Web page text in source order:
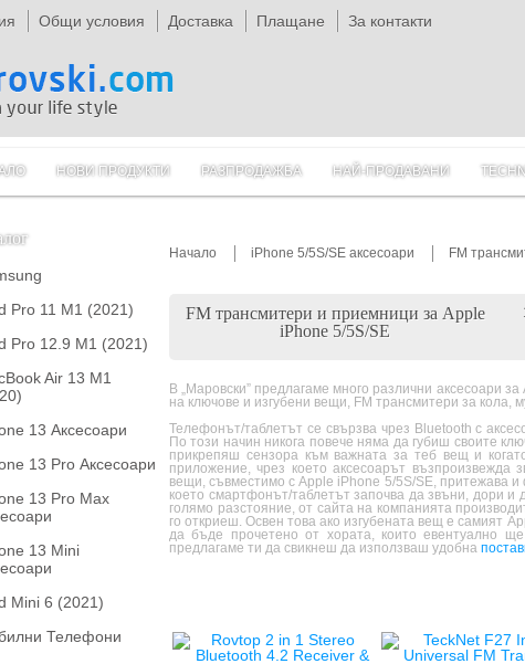
Общи условия Доставка Плащане За контакти
НОВИ ПРОДУКТИ РАЗПРОДАЖБА НАЙ-ПРОДАВАНИ
Pro 11 M1 (2021)
Pro 12.9 M1 (2021)
Air 13 M1
13 Аксесоари
13 Pro Аксесоари
13 Pro Max
13 Mini
Mini 6 (2021)
Телефони
Начало iPhone 5/5S/SE аксесоари FM
FM трансмитери и приемници за Apple
iPhone 5/5S/SE
В „Маровски” предлагаме много различни аксесоари
на ключове и изгубени вещи, FM трансмитери за кола,
Телефонът/таблетът се свързва чрез Bluetooth с
По този начин никога повече няма да губиш своите
прикрепяш сензора към важната за теб вещ и
приложение, чрез което аксесоарът възпроизвежда
вещи, съвместимо с Apple iPhone 5/5S/SE, притежава
което смартфонът/таблетът започва да звъни, дори и
голямо разстояние, от сайта на компанията
го откриеш. Освен това ако изгубената вещ е самият
да бъде прочетено от хората, които евентуално
предлагаме ти да свикнеш да използваш удобна